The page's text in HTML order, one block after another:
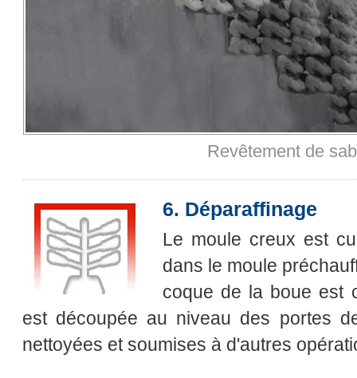
Revêtement de
6. Déparaffinage
Le moule creux est
dans le moule
coque de la boue est
est découpée au niveau des portes
nettoyées et soumises à d'autres